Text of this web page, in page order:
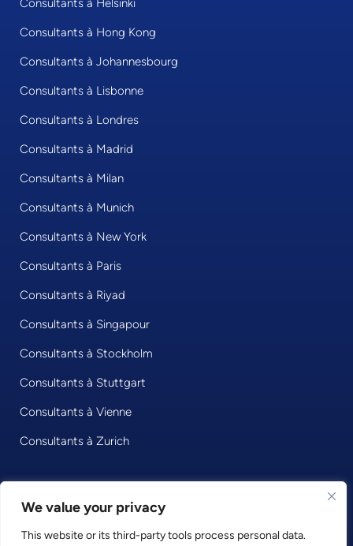
We value your privacy
This website or its third-party tools process personal data.
Consultants à Helsinki
Consultants à Hong Kong
Consultants à Johannesbourg
Consultants à Lisbonne
Consultants à Londres
Consultants à Madrid
Consultants à Milan
Consultants à Munich
Consultants à New York
Consultants à Paris
Consultants à Riyad
Consultants à Singapour
Consultants à Stockholm
Consultants à Stuttgart
Consultants à Vienne
Consultants à Zurich
Privacy Policy
© 2026 • Consultport GmbH